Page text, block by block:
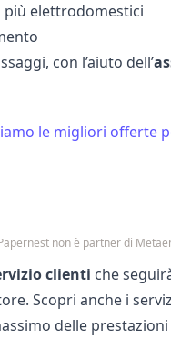
più elettrodomestici
con l’aiuto dell’
le migliori offerte
non è partner di
clienti che
Scopri anche i
delle prestazioni